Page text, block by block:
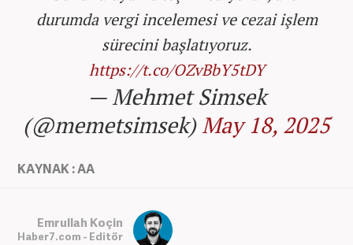
durumda vergi incelemesi ve cezai işlem
sürecini başlatıyoruz.
https://t.co/OZvBbY5tDY
— Mehmet Simsek
(@memetsimsek)May 18, 2025
KAYNAK : AA
Emrullah Koçin
Haber7.com - Editör